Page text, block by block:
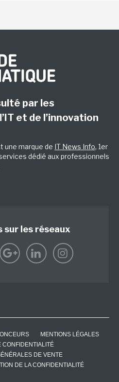
par les
et de l’innovation
une marque de IT News Info, 1er
dédié aux professionnels
sur les réseaux
MENTIONS LÉGALES
CONFIDENTIALITÉ
DE VENTE
DE LA CONFIDENTIALITÉ